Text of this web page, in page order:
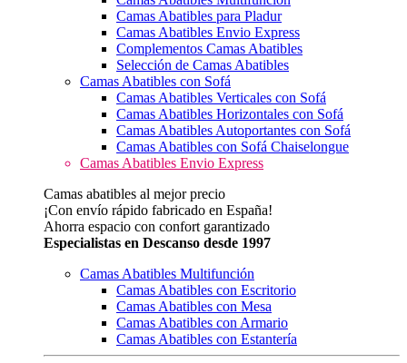
Camas Abatibles para Pladur
Camas Abatibles Envio Express
Complementos Camas Abatibles
Selección de Camas Abatibles
Camas Abatibles con Sofá
Camas Abatibles Verticales con Sofá
Camas Abatibles Horizontales con Sofá
Camas Abatibles Autoportantes con Sofá
Camas Abatibles con Sofá Chaiselongue
Camas Abatibles Envio Express
Camas abatibles al mejor precio
¡Con envío rápido fabricado en España!
Ahorra espacio con confort garantizado
Especialistas en Descanso desde 1997
Camas Abatibles Multifunción
Camas Abatibles con Escritorio
Camas Abatibles con Mesa
Camas Abatibles con Armario
Camas Abatibles con Estantería